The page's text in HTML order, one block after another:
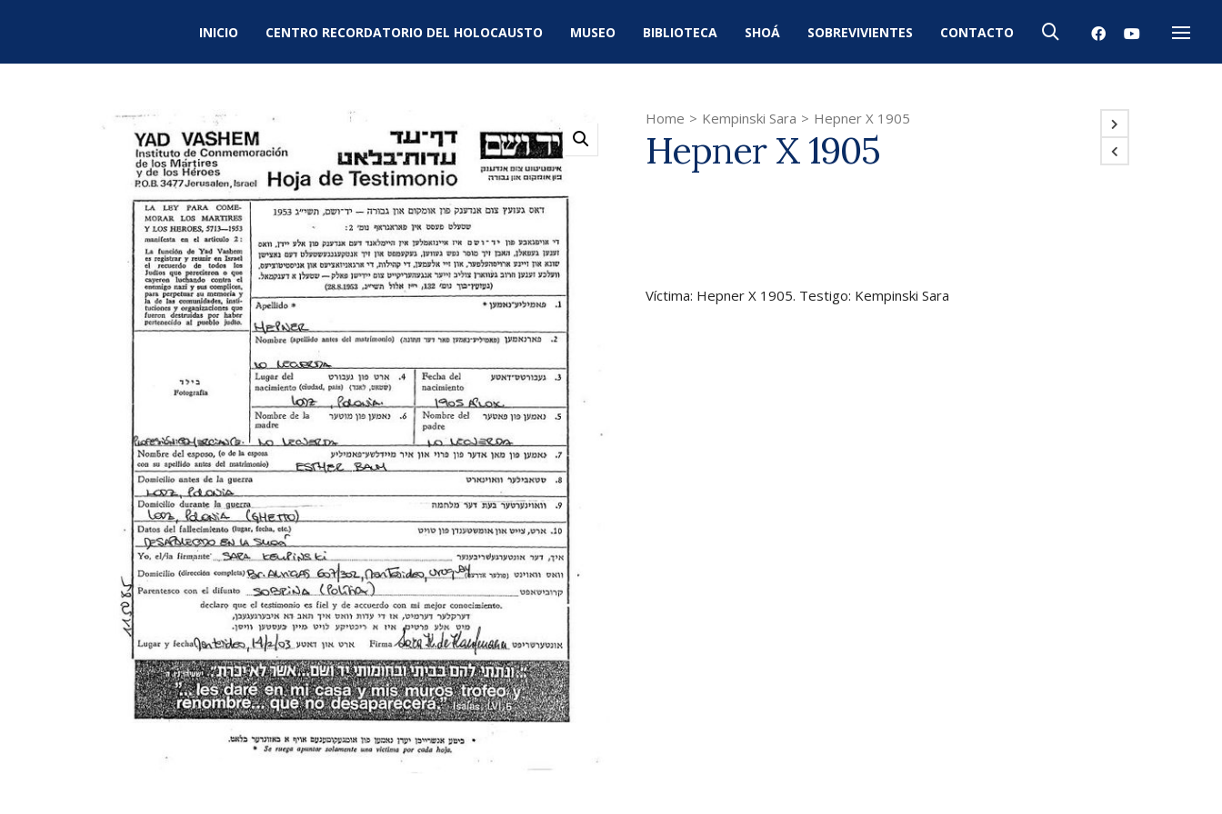
INICIO CENTRO RECORDATORIO DEL HOLOCAUSTO MUSEO BIBLIOTECA SHOÁ SOBREVIVIENTES CONTACTO
Menú
Home > Kempinski Sara > Hepner X 1905
Hepner X 1905
Víctima: Hepner X 1905. Testigo: Kempinski Sara